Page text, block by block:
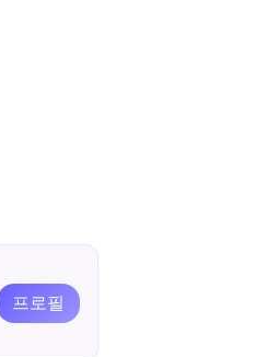
프로필